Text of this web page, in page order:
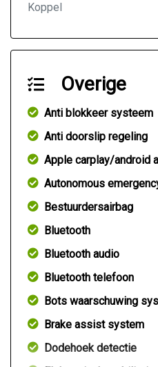
Koppel
Overige
Anti blokkeer systeem
Anti doorslip regeling
Apple carplay/android
Autonomous
Bestuurdersairbag
Bluetooth
Bluetooth audio
Bluetooth telefoon
Bots waarschuwing
Brake assist system
Dodehoek detectie